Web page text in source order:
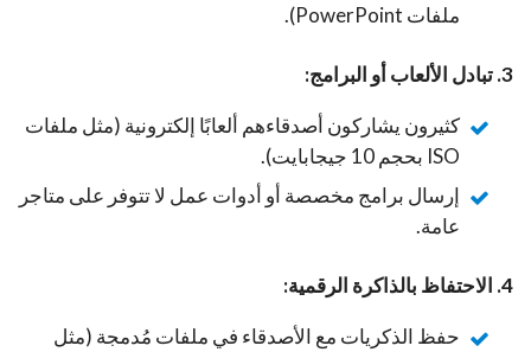
ملفات PowerPoint).
3. تبادل الألعاب أو البرامج:
كثيرون يشاركون أصدقاءهم ألعابًا إلكترونية (مثل ملفات
ISO بحجم 10 جيجابايت).
إرسال برامج مخصصة أو أدوات عمل لا تتوفر على متاجر
عامة.
4. الاحتفاظ بالذاكرة الرقمية:
حفظ الذكريات مع الأصدقاء في ملفات مُدمجة (مثل